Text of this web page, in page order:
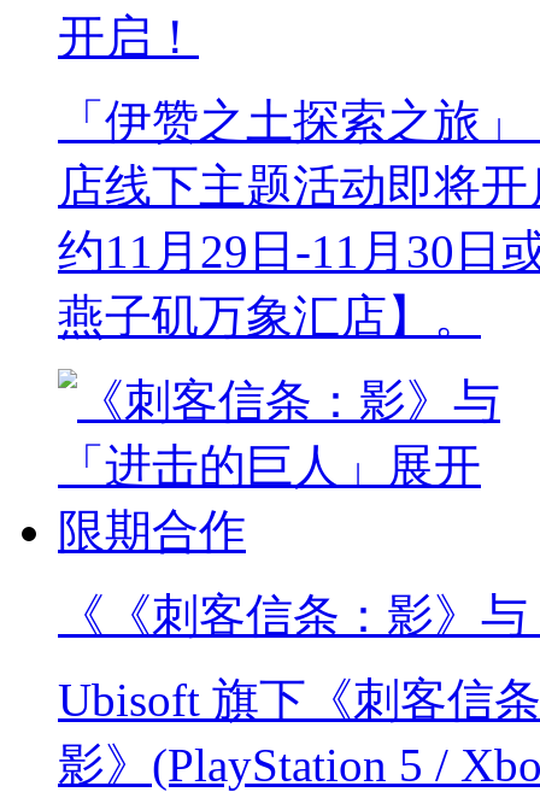
开启！
「伊赞之土探索之旅
店线下主题活动即将
约11月29日-11月30日
燕子矶万象汇店】。
《《刺客信条：影》
Ubisoft 旗下《刺客信
影》(PlayStation 5 /